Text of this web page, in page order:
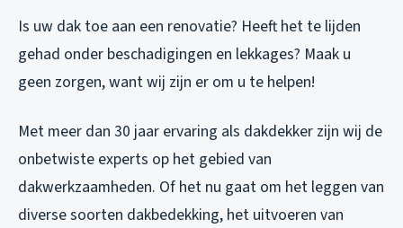
Is uw dak toe aan een renovatie? Heeft het te lijden
gehad onder beschadigingen en lekkages? Maak u
geen zorgen, want wij zijn er om u te helpen!
Met meer dan 30 jaar ervaring als dakdekker zijn wij de
onbetwiste experts op het gebied van
dakwerkzaamheden. Of het nu gaat om het leggen van
diverse soorten dakbedekking, het uitvoeren van